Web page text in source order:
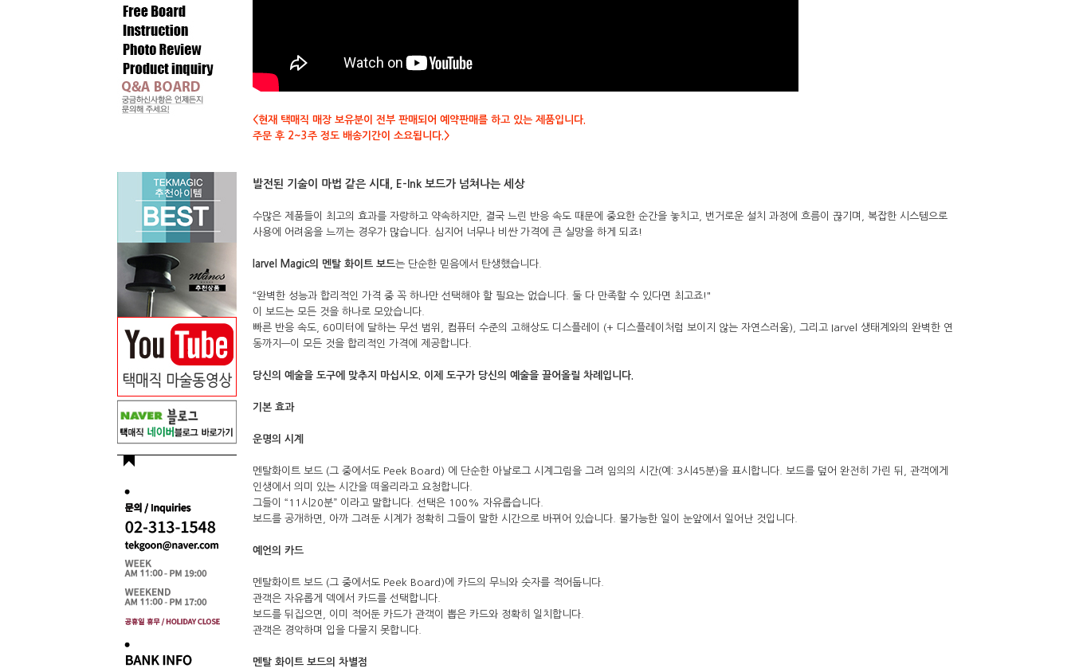
<현재 택매직 매장 보유분이 전부 판매되어 예약판매를 하고 있는 제품입니다.
주문 후 2~3주 정도 배송기간이 소요됩니다.>
발전된 기술이 마법 같은 시대, E-Ink 보드가 넘쳐나는 세상
수많은 제품들이 최고의 효과를 자랑하고 약속하지만, 결국 느린 반응 속도 때문에 중요한 순간을 놓치고, 번거로운 설치 과정에 흐름이 끊기며, 복잡한 시스템으로
사용에 어려움을 느끼는 경우가 많습니다. 심지어 너무나 비싼 가격에 큰 실망을 하게 되죠!
Iarvel Magic의 멘탈 화이트 보드는 단순한 믿음에서 탄생했습니다.
“완벽한 성능과 합리적인 가격 중 꼭 하나만 선택해야 할 필요는 없습니다. 둘 다 만족할 수 있다면 최고죠!"
이 보드는 모든 것을 하나로 모았습니다.
빠른 반응 속도, 60미터에 달하는 무선 범위, 컴퓨터 수준의 고해상도 디스플레이 (+ 디스플레이처럼 보이지 않는 자연스러움), 그리고 Iarvel 생태계와의 완벽한 연
동까지—이 모든 것을 합리적인 가격에 제공합니다.
당신의 예술을 도구에 맞추지 마십시오. 이제 도구가 당신의 예술을 끌어올릴 차례입니다.
기본 효과
운명의 시계
멘탈화이트 보드 (그 중에서도 Peek Board) 에 단순한 아날로그 시계그림을 그려 임의의 시간(예: 3시45분)을 표시합니다. 보드를 덮어 완전히 가린 뒤, 관객에게
인생에서 의미 있는 시간을 떠올리라고 요청합니다.
그들이 “11시20분” 이라고 말합니다. 선택은 100% 자유롭습니다.
보드를 공개하면, 아까 그려둔 시계가 정확히 그들이 말한 시간으로 바뀌어 있습니다. 불가능한 일이 눈앞에서 일어난 것입니다.
예언의 카드
멘탈화이트 보드 (그 중에서도 Peek Board)에 카드의 무늬와 숫자를 적어둡니다.
관객은 자유롭게 덱에서 카드를 선택합니다.
보드를 뒤집으면, 이미 적어둔 카드가 관객이 뽑은 카드와 정확히 일치합니다.
관객은 경악하며 입을 다물지 못합니다.
멘탈 화이트 보드의 차별점